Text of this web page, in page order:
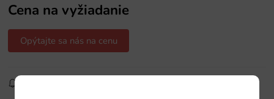
Cena na vyžiadanie
Opýtajte sa nás na cenu